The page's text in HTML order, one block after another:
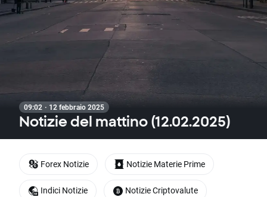
09:02 · 12 febbraio 2025
Notizie del mattino (12.02.2025)
Forex Notizie Notizie Materie Prime
Indici Notizie Notizie Criptovalute